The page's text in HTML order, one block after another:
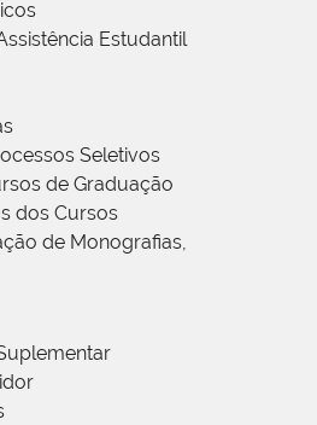
Estudantil
Seletivos
de Graduação
dos Cursos
de Monografias,